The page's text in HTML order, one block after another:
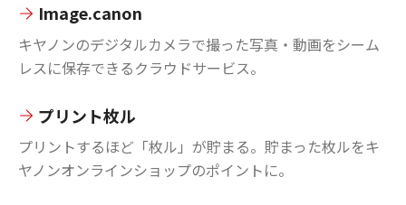
Image.canon
キヤノンのデジタルカメラで撮った写真・動画をシーム
レスに保存できるクラウドサービス。
プリント枚ル
プリントするほど「枚ル」が貯まる。貯まった枚ルをキ
ヤノンオンラインショップのポイントに。